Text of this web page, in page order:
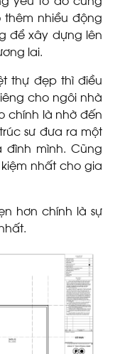
thêm nhiều động
để xây dựng lên
lai.
thự đẹp thì điều
cho ngôi nhà
chính là nhờ đến
sư đưa ra một
mình. Cũng
nhất cho gia
hơn chính là sự